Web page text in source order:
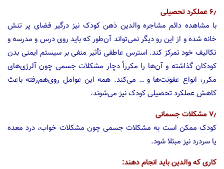
۶٫ عملکرد تحصیلی
با مشاهده دائم مشاجره والدین ذهن کودک نیز درگیر فضای پر تنش
خانه شده و از این رو دیگر نمی‌تواند آن‌طور که باید روی درس و مدرسه و
تکالیف خود تمرکز کند. استرس عاطفی تأثیر منفی بر سیستم ایمنی بدن
کودکان گذاشته و آن‌ها را مکرراً دچار مشکلات جسمی چون آلرژی‌های
مکرر، انواع عفونت‌ها و … می‌کند. همه این عوامل روی‌هم‌رفته باعث
کاهش عملکرد تحصیلی کودک نیز می‌شوند.
۷٫ مشکلات جسمانی
کودک ممکن است به مشکلات جسمی چون مشکلات خواب، درد معده
یا سردرد نیز مبتلا شود.
کاری که والدین باید انجام دهند: